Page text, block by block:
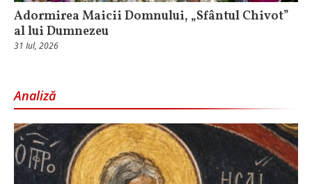
Adormirea Maicii Domnului, „Sfântul Chivot”
al lui Dumnezeu
31 Iul, 2026
Analiză